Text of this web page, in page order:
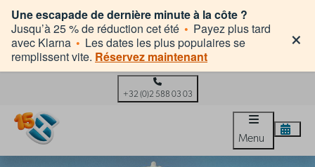
Une escapade de dernière minute à la côte ?
Jusqu’à 25 % de réduction cet été • Payez plus tard
avec Klarna • Les dates les plus populaires se
remplissent vite. Réservez maintenant
×
+32 (0)2 588 03 03
Menu